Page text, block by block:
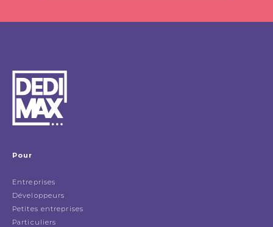
Pour
Entreprises
Développeurs
Petites entreprises
Particuliers